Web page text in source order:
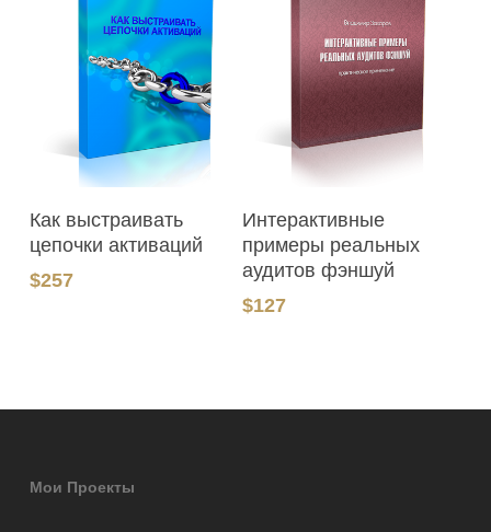
Как выстраивать
цепочки активаций
$257
Интерактивные
примеры реальных
аудитов фэншуй
$127
Мои Проекты